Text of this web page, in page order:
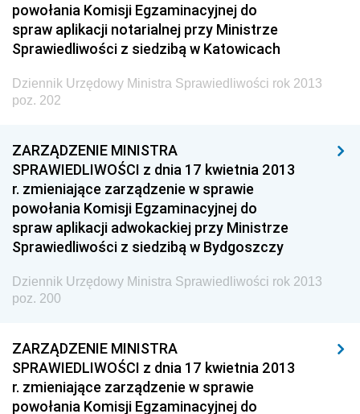
z 29 sierpnia 2013 pozycje 248-252
z 26 sierpnia 2013 pozycje 244-247
z 25 lipca 2013 pozycja 239
z 24 lipca 2013 pozycja 238
z 23 lipca 2013 pozycje 236-237
z 22 lipca 2013 pozycja 235
z 16 lipca 2013 pozycje 232-233
z 28 czerwca 2013 pozycje 227-229
z 25 czerwca 2013 pozycja 226
z 24 czerwca 2013 pozycja 225
powołania Komisji Egzaminacyjnej do
spraw aplikacji notarialnej przy Ministrze
Sprawiedliwości z siedzibą w Katowicach
Dziennik Urzędowy Ministra Sprawiedliwości rok 2013
poz. 202
ZARZĄDZENIE MINISTRA
SPRAWIEDLIWOŚCI z dnia 17 kwietnia 2013
r. zmieniające zarządzenie w sprawie
powołania Komisji Egzaminacyjnej do
spraw aplikacji adwokackiej przy Ministrze
Sprawiedliwości z siedzibą w Bydgoszczy
Dziennik Urzędowy Ministra Sprawiedliwości rok 2013
poz. 200
ZARZĄDZENIE MINISTRA
SPRAWIEDLIWOŚCI z dnia 17 kwietnia 2013
r. zmieniające zarządzenie w sprawie
powołania Komisji Egzaminacyjnej do